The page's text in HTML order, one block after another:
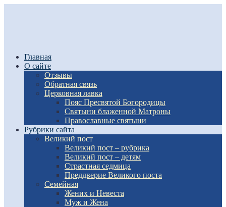
Главная
О сайте
Отзывы
Обратная связь
Церковная лавка
Пояс Пресвятой Богородицы
Святыни блаженной Матроны
Православные святыни
Рубрики сайта
Великий пост
Великий пост – рубрика
Великий пост – детям
Страстная седмица
Преддверие Великого поста
Семейная
Жених и Невеста
Муж и Жена